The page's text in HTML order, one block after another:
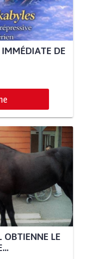
DE
OBTIENNE LE